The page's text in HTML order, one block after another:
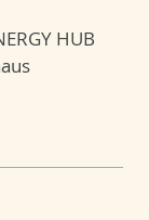
HUB